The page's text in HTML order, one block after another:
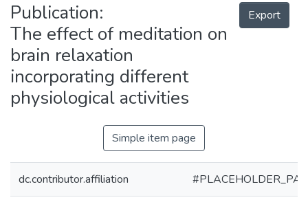
People
Publication:
The effect of meditation on
brain relaxation
incorporating different
physiological activities
Export
Simple item page
dc.contributor.affiliation